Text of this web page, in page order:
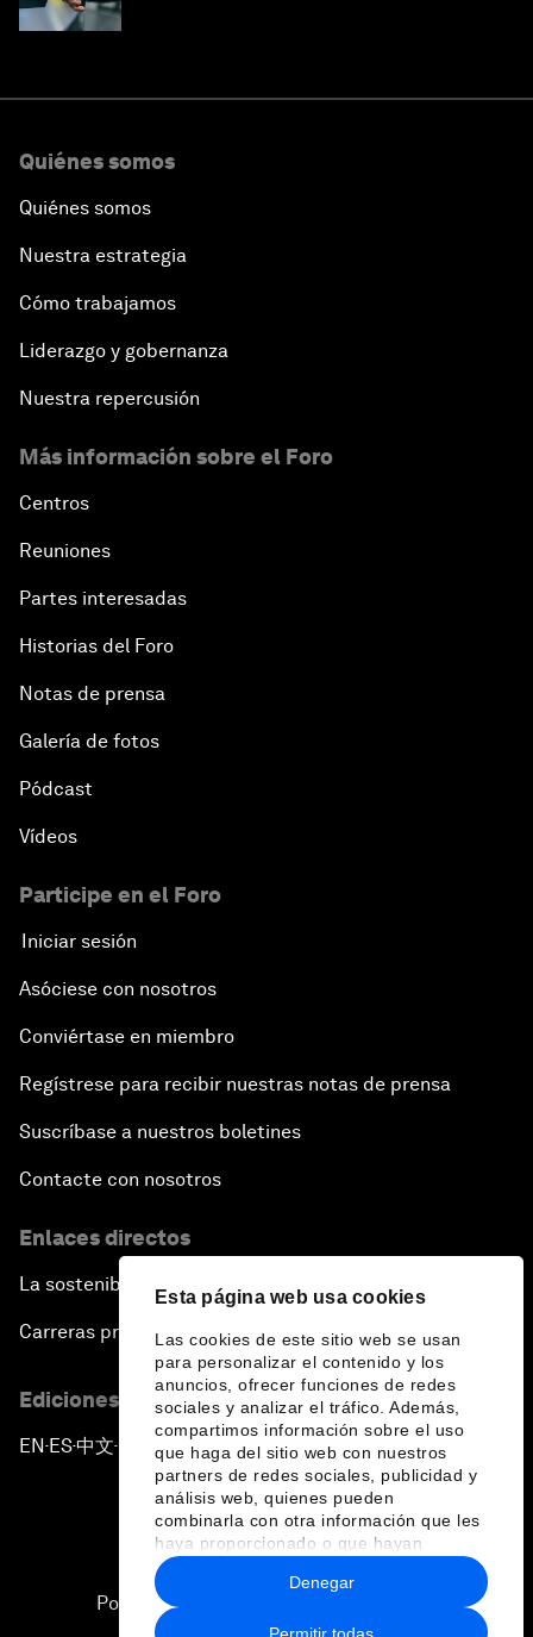
Esta página web usa cookies
Las cookies de este sitio web se usan
para personalizar el contenido y los
anuncios, ofrecer funciones de redes
sociales y analizar el tráfico. Además,
compartimos información sobre el uso
que haga del sitio web con nuestros
partners de redes sociales, publicidad y
análisis web, quienes pueden
combinarla con otra información que les
haya proporcionado o que hayan
recopilado a partir del uso que haya
hecho de sus servicios.
Permitir todas
Denegar
Quiénes somos
Quiénes somos
Nuestra estrategia
Cómo trabajamos
Liderazgo y gobernanza
Nuestra repercusión
Más información sobre el Foro
Centros
Reuniones
Partes interesadas
Historias del Foro
Notas de prensa
Galería de fotos
Pódcast
Vídeos
Participe en el Foro
Iniciar sesión
Asóciese con nosotros
Conviértase en miembro
Regístrese para recibir nuestras notas de prensa
Suscríbase a nuestros boletines
Contacte con nosotros
Enlaces directos
La sostenibilidad en el Foro
Carreras profesionales
Ediciones en otros idiomas
EN ▪ES▪中文▪ 日本語
Política de privacidad y normas de uso